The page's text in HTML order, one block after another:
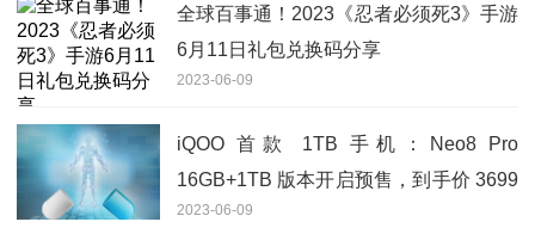
全球百事通！2023《忍者必须死3》手游
6月11日礼包兑换码分享
2023-06-09
iQOO 首款 1TB 手机：Neo8 Pro
16GB+1TB 版本开启预售，到手价 3699
元
2023-06-09